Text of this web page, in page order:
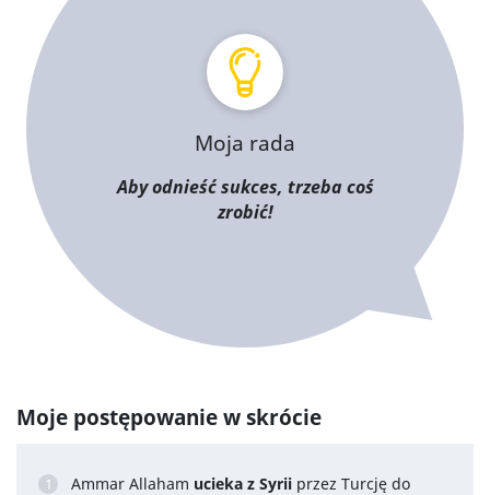
Moja rada
Aby odnieść sukces, trzeba coś
zrobić!
Moje postępowanie w skrócie
Ammar Allaham ucieka z Syrii przez Turcję do